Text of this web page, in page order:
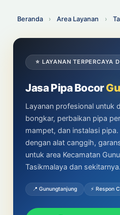
Beranda › Area Layanan ›
⭐ LAYANAN TERPERCAYA
Jasa Pipa Bocor
Layanan profesional untuk
bongkar, perbaikan pipa
mampet, dan instalasi
dengan alat canggih,
untuk area Kecamatan
Tasikmalaya dan sekitarnya.
📍 Gunungtanjung ⚡ Respon